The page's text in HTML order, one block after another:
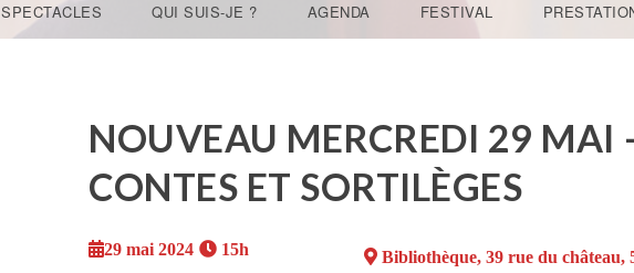
SPECTACLES QUI SUIS-JE ? AGENDA FESTIVAL
NOUVEAU MERCREDI 29 MAI
CONTES ET SORTILÈGES
29 mai 2024 15h Bibliothèque, 39 rue du château,